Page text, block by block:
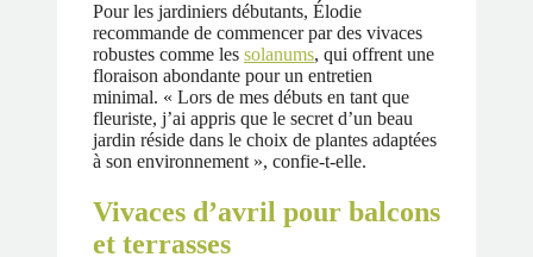
Pour les jardiniers débutants, Élodie
recommande de commencer par des vivaces
robustes comme les solanums, qui offrent une
floraison abondante pour un entretien
minimal. « Lors de mes débuts en tant que
fleuriste, j’ai appris que le secret d’un beau
jardin réside dans le choix de plantes adaptées
à son environnement », confie-t-elle.
Vivaces d’avril pour balcons
et terrasses